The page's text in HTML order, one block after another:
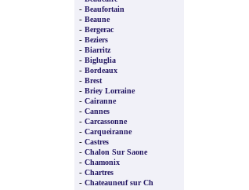
- Beaufortain
- Beaune
- Bergerac
- Beziers
- Biarritz
- Bigluglia
- Bordeaux
- Brest
- Briey Lorraine
- Cairanne
- Cannes
- Carcassonne
- Carqueiranne
- Castres
- Chalon Sur Saone
- Chamonix
- Chartres
- Chateauneuf sur Ch